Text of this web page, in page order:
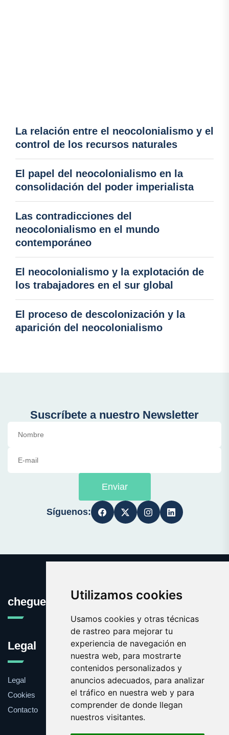
Utilizamos cookies
Usamos cookies y otras técnicas
de rastreo para mejorar tu
experiencia de navegación en
nuestra web, para mostrarte
contenidos personalizados y
anuncios adecuados, para analizar
el tráfico en nuestra web y para
comprender de donde llegan
nuestros visitantes.
La relación entre el neocolonialismo y el
control de los recursos naturales
El papel del neocolonialismo en la
consolidación del poder imperialista
Las contradicciones del
neocolonialismo en el mundo
contemporáneo
El neocolonialismo y la explotación de
los trabajadores en el sur global
El proceso de descolonización y la
aparición del neocolonialismo
Suscríbete a nuestro Newsletter
Enviar
Síguenos:
cheguevara.com.es
Legal
Legal
Cookies
Contacto